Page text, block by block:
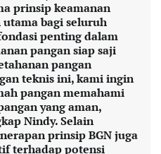
prinsip keamanan
utama bagi seluruh
penting dalam
pangan siap saji
pangan
teknis ini, kami ingin
pangan memahami
yang aman,
Nindy. Selain
prinsip BGN juga
terhadap potensi